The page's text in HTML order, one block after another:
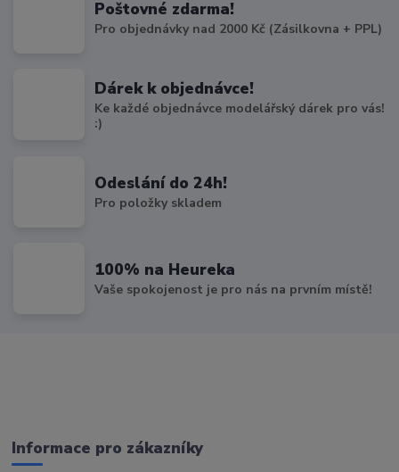
Poštovné zdarma!
Pro objednávky nad 2000 Kč (Zásilkovna + PPL)
Dárek k objednávce!
Ke každé objednávce modelářský dárek pro vás!
:)
Odeslání do 24h!
Pro položky skladem
100% na Heureka
Vaše spokojenost je pro nás na prvním místě!
Informace pro zákazníky